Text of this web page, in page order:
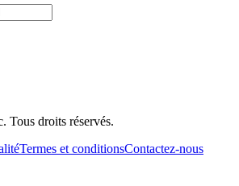
Tous droits réservés.
Termes et conditionsContactez-nous